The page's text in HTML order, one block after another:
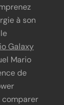
à son
Galaxy
Mario
de
comparer